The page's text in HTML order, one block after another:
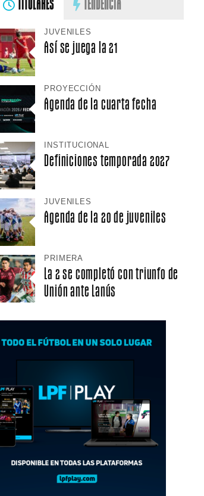
TITULARES TENDENCIA
JUVENILES
Así se juega la 21
PROYECCIÓN
Agenda de la cuarta fecha
INSTITUCIONAL
Definiciones temporada 2027
JUVENILES
Agenda de la 20 de juveniles
PRIMERA
La 2 se completó con triunfo de
Unión ante Lanús